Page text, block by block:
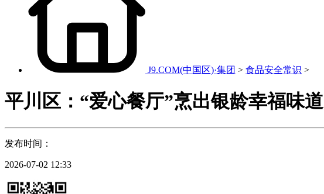
J9.COM(中国区)·集团 > 食品安全常识 >
平川区：“爱心餐厅”烹出银龄幸福味道
发布时间：
2026-07-02 12:33